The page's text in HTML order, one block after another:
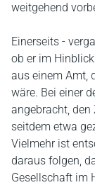
weitgehend
Einerseits -
ob er im
aus einem Amt,
wäre. Bei einer
angebracht,
seitdem etwa
Vielmehr ist
daraus folgen,
Gesellschaft im